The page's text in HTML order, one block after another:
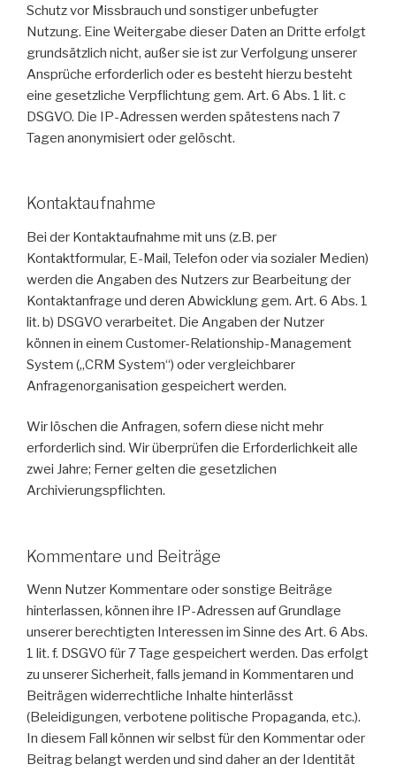
Schutz vor Missbrauch und sonstiger unbefugter
Nutzung. Eine Weitergabe dieser Daten an Dritte erfolgt
grundsätzlich nicht, außer sie ist zur Verfolgung unserer
Ansprüche erforderlich oder es besteht hierzu besteht
eine gesetzliche Verpflichtung gem. Art. 6 Abs. 1 lit. c
DSGVO. Die IP-Adressen werden spätestens nach 7
Tagen anonymisiert oder gelöscht.
Kontaktaufnahme
Bei der Kontaktaufnahme mit uns (z.B. per
Kontaktformular, E-Mail, Telefon oder via sozialer Medien)
werden die Angaben des Nutzers zur Bearbeitung der
Kontaktanfrage und deren Abwicklung gem. Art. 6 Abs. 1
lit. b) DSGVO verarbeitet. Die Angaben der Nutzer
können in einem Customer-Relationship-Management
System („CRM System“) oder vergleichbarer
Anfragenorganisation gespeichert werden.
Wir löschen die Anfragen, sofern diese nicht mehr
erforderlich sind. Wir überprüfen die Erforderlichkeit alle
zwei Jahre; Ferner gelten die gesetzlichen
Archivierungspflichten.
Kommentare und Beiträge
Wenn Nutzer Kommentare oder sonstige Beiträge
hinterlassen, können ihre IP-Adressen auf Grundlage
unserer berechtigten Interessen im Sinne des Art. 6 Abs.
1 lit. f. DSGVO für 7 Tage gespeichert werden. Das erfolgt
zu unserer Sicherheit, falls jemand in Kommentaren und
Beiträgen widerrechtliche Inhalte hinterlässt
(Beleidigungen, verbotene politische Propaganda, etc.).
In diesem Fall können wir selbst für den Kommentar oder
Beitrag belangt werden und sind daher an der Identität